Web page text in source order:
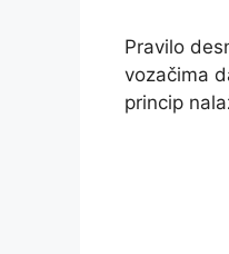
Pravilo
vozačima
princip